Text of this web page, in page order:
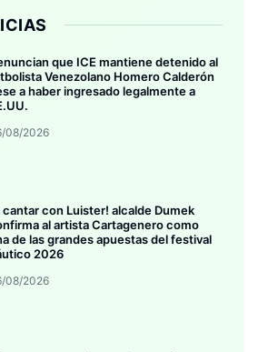
que ICE mantiene detenido al
Venezolano Homero Calderón
a haber ingresado legalmente a
08/2026
cantar con Luister! alcalde Dumek
al artista Cartagenero como
de las grandes apuestas del festival
2026
08/2026